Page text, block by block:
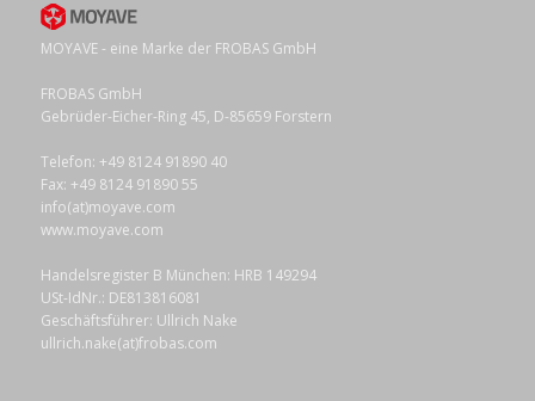
MOYAVE - eine Marke der FROBAS GmbH
FROBAS GmbH
Gebrüder-Eicher-Ring 45, D-85659 Forstern
Telefon: +49 8124 91890 40
Fax: +49 8124 91890 55
info(at)moyave.com
www.moyave.com
Handelsregister B München: HRB 149294
USt-IdNr.: DE813816081
Geschäftsführer: Ullrich Nake
ullrich.nake(at)frobas.com